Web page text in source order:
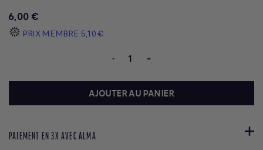
6,00 €
PRIX MEMBRE 5,10 €
- +
AJOUTER AU PANIER
PAIEMENT EN 3X AVEC ALMA